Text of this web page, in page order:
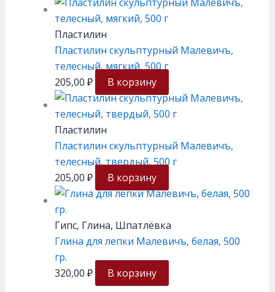
Пластилин
Пластилин скульптурный Малевичъ,
телесный, мягкий, 500 г
205,00 ₽ В корзину
Пластилин
Пластилин скульптурный Малевичъ,
телесный, твердый, 500 г
205,00 ₽ В корзину
Гипс, Глина, Шпатлёвка
Глина для лепки Малевичъ, белая, 500
гр.
320,00 ₽ В корзину